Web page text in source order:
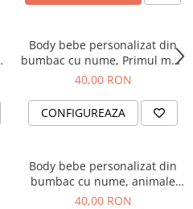
Body bebe personalizat din
bumbac cu nume, Primul meu
Paste, cu iepuras, pentru
40,00 RON
CONFIGUREAZA
Body bebe personalizat din
bumbac cu nume, animale
jungla, the wild one pentru
40,00 RON